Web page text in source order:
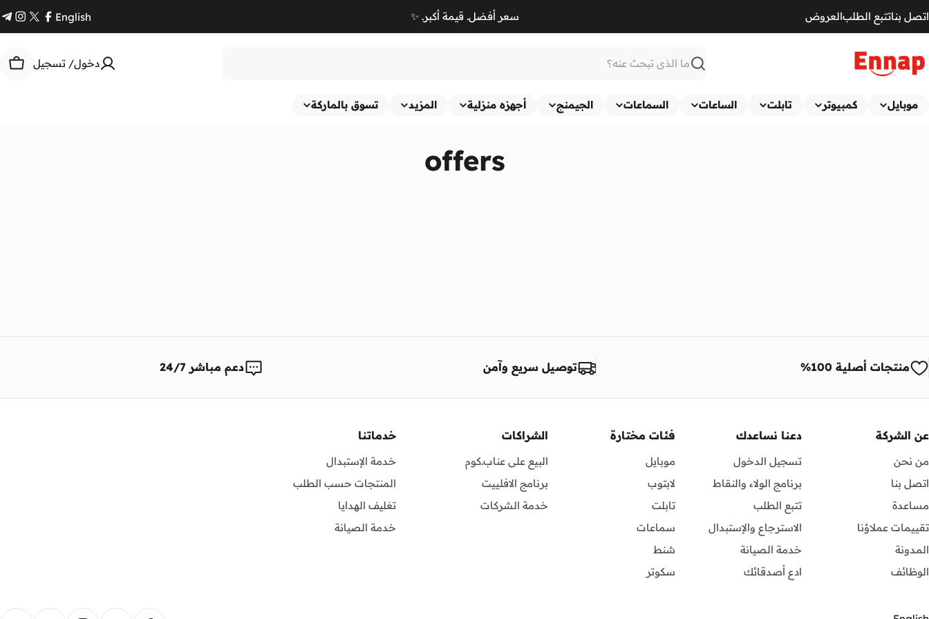
to
اتصل بناتتبع الطلبالعروض سعر أفضل. قيمة أكبر. ✨ English
Facebook
X
بحث
دخول/ تسجيل
موبايل كمبيوتر تابلت الساعات السماعات الجيمنج أجهزه منزلية المزيد تسوق بالماركة
offers
منتجات أصلية 100% توصيل سريع وآمن دعم مباشر 24/7
عن الشركة
من نحن
اتصل بنا
مساعدة
تقييمات عملاؤنا
المدونة
الوظائف
دعنا نساعدك
تسجيل الدخول
برنامج الولاء والنقاط
تتبع الطلب
الاسترجاع والإستبدال
خدمة الصيانة
ادع أصدقائك
فئات مختارة
موبايل
لابتوب
تابلت
سماعات
شنط
سكوتر
الشراكات
البيع على عناب.كوم
برنامج الافلييت
خدمة الشركات
خدماتنا
خدمة الإستبدال
المنتجات حسب الطلب
تغليف الهدايا
خدمة الصيانة